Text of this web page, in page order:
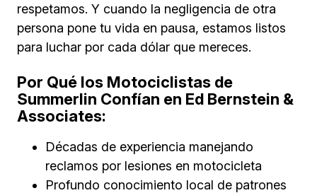
respetamos. Y cuando la negligencia de otra
persona pone tu vida en pausa, estamos listos
para luchar por cada dólar que mereces.
Por Qué los Motociclistas de
Summerlin Confían en Ed Bernstein &
Associates:
Décadas de experiencia manejando
reclamos por lesiones en motocicleta
Profundo conocimiento local de patrones